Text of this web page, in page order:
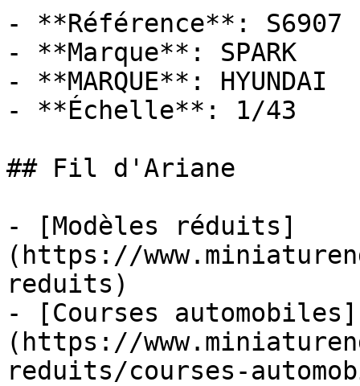
- **Référence**: S6907
- **Marque**: SPARK
- **MARQUE**: HYUNDAI
- **Échelle**: 1/43
## Fil d'Ariane
- [Modèles réduits]
(https://
reduits)
- [Courses automobiles]
(https://
reduits/courses-